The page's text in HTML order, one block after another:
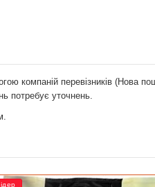
компаній перевізників
потребує уточнень.